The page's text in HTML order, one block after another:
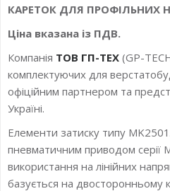
КАРЕТОК ДЛЯ ПРОФІЛЬНИХ
Ціна вказана із ПДВ.
Компанія ТОВ ГП-ТЕХ (GP-
комплектуючих для
офіційним партнером та
Україні.
Елементи затиску типу
пневматичним приводом серії
використання на лінійних
базується на двосторонньому